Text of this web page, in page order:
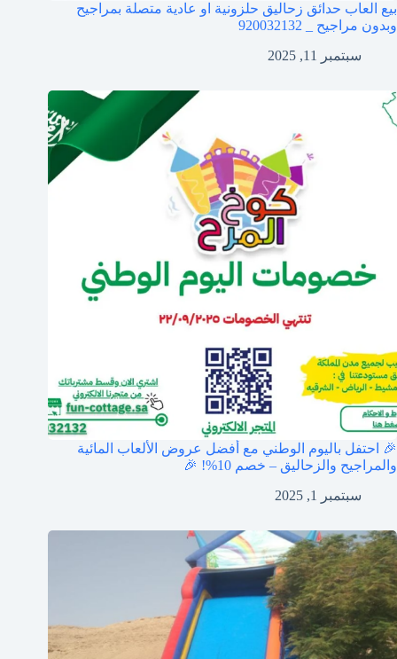
بيع العاب حدائق زحاليق حلزونية او عادية متصلة بمراجيح
وبدون مراجيح _ 920032132
سبتمبر 11, 2025
🎉 احتفل باليوم الوطني مع أفضل عروض الألعاب المائية
والمراجيح والزحاليق – خصم 10%! 🎉
سبتمبر 1, 2025